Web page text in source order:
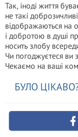
Так, іноді життя
не такі
відображаються на
і добротою в душі
носить злобу
Чи погоджуєтеся
Чекаємо на ваші
БУЛО